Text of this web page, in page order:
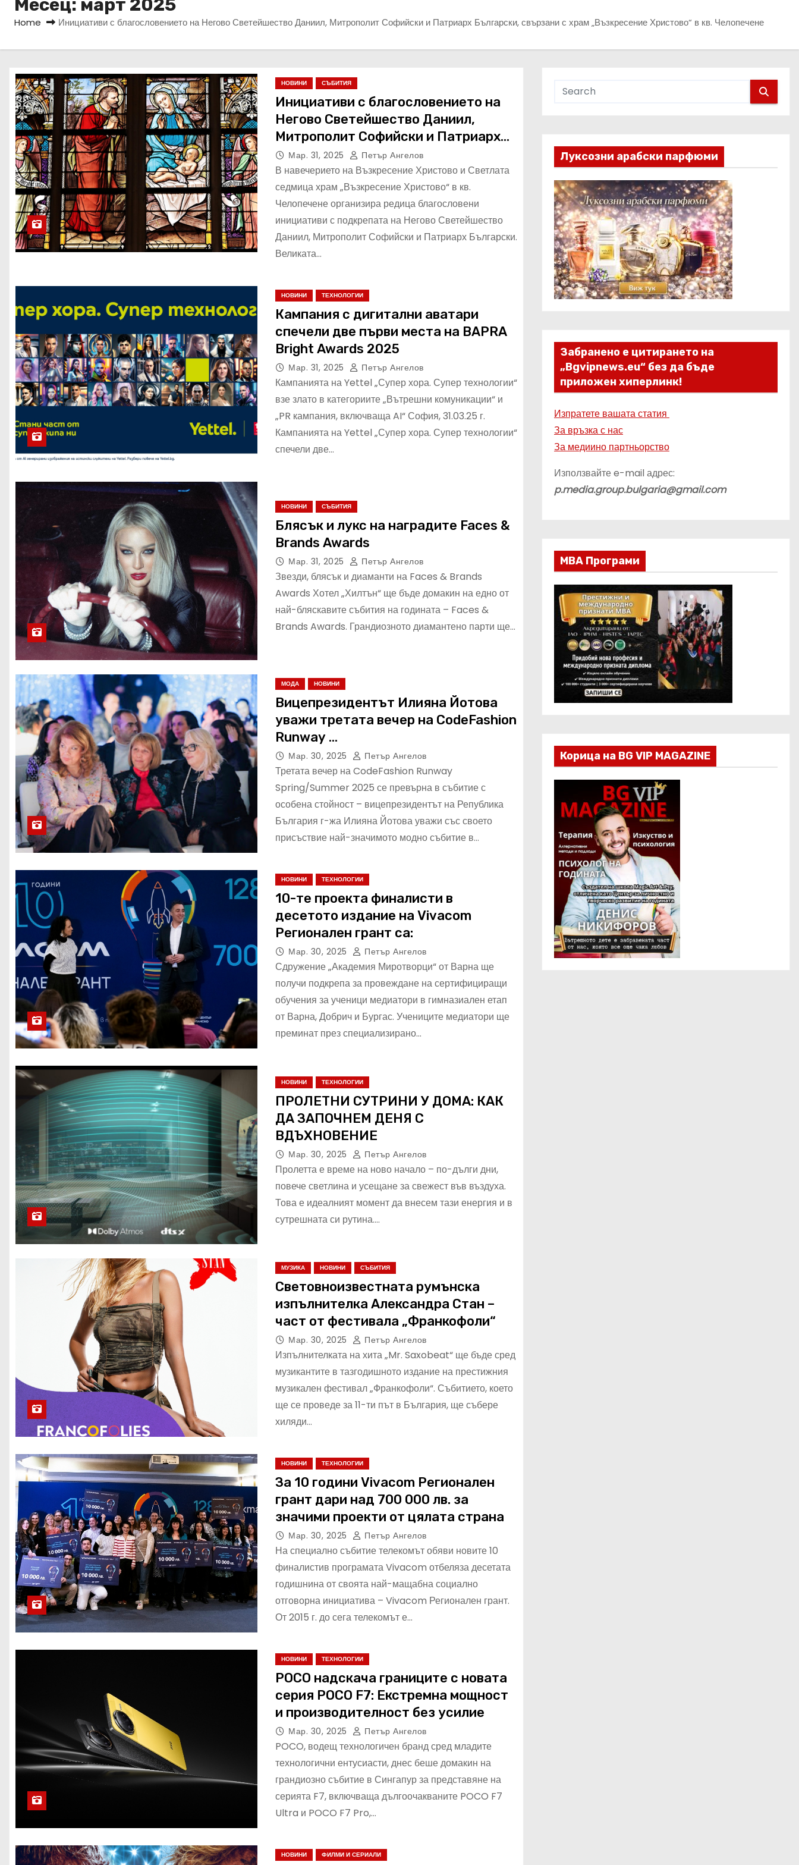
Месец: март 2025
Home Инициативи с благословението на Негово Светейшество Даниил, Митрополит Софийски и Патриарх Български, свързани с храм „Възкресение Христово“ в кв. Челопечене
НОВИНИ СЪБИТИЯ
Инициативи с благословението на
Негово Светейшество Даниил,
Митрополит Софийски и Патриарх
Български, свързани с храм
„Възкресение Христово“ в кв.
Челопечене
Мар. 31, 2025 Петър Ангелов
В навечерието на Възкресение Христово и Светлата
седмица храм „Възкресение Христово“ в кв.
Челопечене организира редица благословени
инициативи с подкрепата на Негово Светейшество
Даниил, Митрополит Софийски и Патриарх Български.
Великата…
НОВИНИ ТЕХНОЛОГИИ
Кампания с дигитални аватари
спечели две първи места на BAPRA
Bright Awards 2025
Мар. 31, 2025 Петър Ангелов
Кампанията на Yettel „Супер хора. Супер технологии“
взе злато в категориите „Вътрешни комуникации“ и
„PR кампания, включваща AI“ София, 31.03.25 г.
Кампанията на Yettel „Супер хора. Супер технологии“
спечели две…
НОВИНИ СЪБИТИЯ
Блясък и лукс на наградите Faces &
Brands Awards
Мар. 31, 2025 Петър Ангелов
Звезди, блясък и диаманти на Faces & Brands
Awards Хотел „Хилтън“ ще бъде домакин на едно от
най-бляскавите събития на годината – Faces &
Brands Awards. Грандиозното диамантено парти ще…
МОДА НОВИНИ
Вицепрезидентът Илияна Йотова
уважи третата вечер на CodeFashion
Runway
– модата срещна държавността в
блясък и естетика
Мар. 30, 2025 Петър Ангелов
Третата вечер на CodeFashion Runway
Spring/Summer 2025 се превърна в събитие с
особена стойност – вицепрезидентът на Република
България г-жа Илияна Йотова уважи със своето
присъствие най-значимото модно събитие в…
НОВИНИ ТЕХНОЛОГИИ
10-те проекта финалисти в
десетото издание на Vivacom
Регионален грант са:
Мар. 30, 2025 Петър Ангелов
Сдружение „Академия Миротворци“ от Варна ще
получи подкрепа за провеждане на сертифициращи
обучения за ученици медиатори в гимназиален етап
от Варна, Добрич и Бургас. Учениците медиатори ще
преминат през специализирано…
НОВИНИ ТЕХНОЛОГИИ
ПРОЛЕТНИ СУТРИНИ У ДОМА: КАК
ДА ЗАПОЧНЕМ ДЕНЯ С
ВДЪХНОВЕНИЕ
Мар. 30, 2025 Петър Ангелов
Пролетта е време на ново начало – по-дълги дни,
повече светлина и усещане за свежест във въздуха.
Това е идеалният момент да внесем тази енергия и в
сутрешната си рутина.…
МУЗИКА НОВИНИ СЪБИТИЯ
Световноизвестната румънска
изпълнителка Александра Стан –
част от фестивала „Франкофоли“
Мар. 30, 2025 Петър Ангелов
Изпълнителката на хита „Mr. Saxobeat“ ще бъде сред
музикантите в тазгодишното издание на престижния
музикален фестивал „Франкофоли“. Събитието, което
ще се проведе за 11-ти път в България, ще събере
хиляди…
НОВИНИ ТЕХНОЛОГИИ
За 10 години Vivacom Регионален
грант дари над 700 000 лв. за
значими проекти от цялата страна
Мар. 30, 2025 Петър Ангелов
На специално събитие телекомът обяви новите 10
финалистив програмата Vivacom отбеляза десетата
годишнина от своята най-мащабна социално
отговорна инициатива – Vivacom Регионален грант.
От 2015 г. до сега телекомът е…
НОВИНИ ТЕХНОЛОГИИ
POCO надскача границите с новата
серия POCO F7: Екстремна мощност
и производителност без усилие
Мар. 30, 2025 Петър Ангелов
POCO, водещ технологичен бранд сред младите
технологични ентусиасти, днес беше домакин на
грандиозно събитие в Сингапур за представяне на
серията F7, включваща дългоочакваните POCO F7
Ultra и POCO F7 Pro,…
НОВИНИ ФИЛМИ И СЕРИАЛИ
Луксозни арабски парфюми
Забранено е цитирането на
„Bgvipnews.eu“ без да бъде
приложен хиперлинк!
Изпратете вашата статия
За връзка с нас
За медиино партньорство
Използвайте e-mail адрес:
p.media.group.bulgaria@gmail.com
МВА Програми
Корица на BG VIP MAGAZINE